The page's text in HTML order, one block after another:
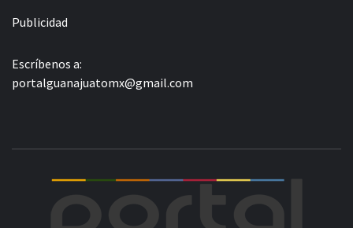
Publicidad
Escríbenos a:
portalguanajuatomx@gmail.com